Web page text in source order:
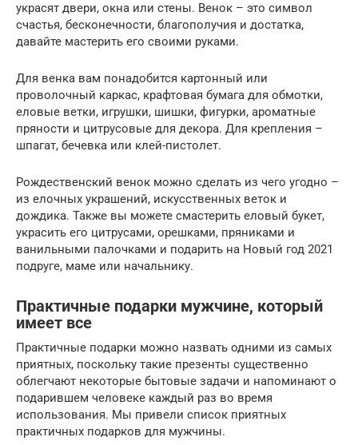
украсят двери, окна или стены. Венок – это символ
счастья, бесконечности, благополучия и достатка,
давайте мастерить его своими руками.
Для венка вам понадобится картонный или
проволочный каркас, крафтовая бумага для обмотки,
еловые ветки, игрушки, шишки, фигурки, ароматные
пряности и цитрусовые для декора. Для крепления –
шпагат, бечевка или клей-пистолет.
Рождественский венок можно сделать из чего угодно –
из елочных украшений, искусственных веток и
дождика. Также вы можете смастерить еловый букет,
украсить его цитрусами, орешками, пряниками и
ванильными палочками и подарить на Новый год 2021
подруге, маме или начальнику.
Практичные подарки мужчине, который
имеет все
Практичные подарки можно назвать одними из самых
приятных, поскольку такие презенты существенно
облегчают некоторые бытовые задачи и напоминают о
подарившем человеке каждый раз во время
использования. Мы привели список приятных
практичных подарков для мужчины.